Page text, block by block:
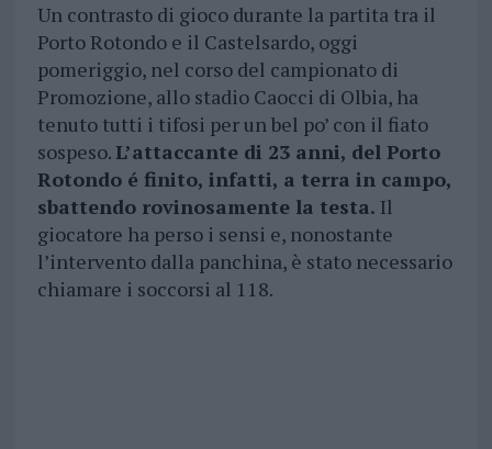
Un contrasto di gioco durante la partita tra il
Porto Rotondo e il Castelsardo, oggi
pomeriggio, nel corso del campionato di
Promozione, allo stadio Caocci di Olbia, ha
tenuto tutti i tifosi per un bel po’ con il fiato
sospeso.L’attaccante di 23 anni, del Porto
Rotondo é finito, infatti, a terra in campo,
sbattendo rovinosamente la testa. Il
giocatore ha perso i sensi e, nonostante
l’intervento dalla panchina, è stato necessario
chiamare i soccorsi al 118.